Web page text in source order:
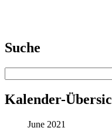
Suche
Kalender-
June 2021